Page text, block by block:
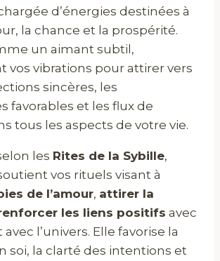
d’énergies destinées à
la chance et la prospérité.
un aimant subtil,
vos vibrations pour attirer vers
sincères, les
favorables et les flux de
tous les aspects de votre vie.
les Rites de la Sybille,
vos rituels visant à
de l’amour, attirer la
les liens positifs avec
l’univers. Elle favorise la
soi, la clarté des intentions et